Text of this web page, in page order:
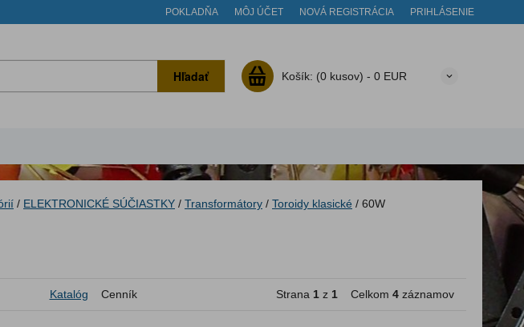
POKLADŇA MÔJ ÚČET NOVÁ REGISTRÁCIA PRIHLÁSENIE
Hľadať Košík: (0 kusov) - 0 EUR
/ ELEKTRONICKÉ SÚČIASTKY / Transformátory / Toroidy klasické / 60W
Katalóg Cenník Strana 1 z 1 Celkom 4 záznamov